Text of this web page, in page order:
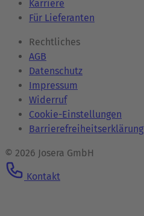
Karriere
Für Lieferanten
Rechtliches
AGB
Datenschutz
Impressum
Widerruf
Cookie-Einstellungen
Barrierefreiheitserklärung
© 2026 Josera GmbH
Kontakt